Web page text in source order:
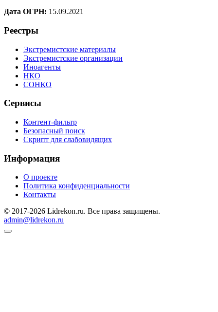
Дата ОГРН: 15.09.2021
Реестры
Экстремистские материалы
Экстремистские организации
Иноагенты
НКО
СОНКО
Сервисы
Контент-фильтр
Безопасный поиск
Скрипт для слабовидящих
Информация
О проекте
Политика конфиденциальности
Контакты
© 2017-2026 Lidrekon.ru. Все права защищены.
admin@lidrekon.ru